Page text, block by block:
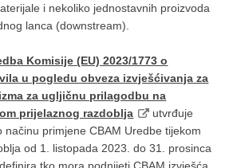
i nekoliko jednostavnih proizvoda
lanca (downstream).
Komisije (EU) 2023/1773 o
u pogledu obveza izvješćivanja za
za ugljičnu prilagodbu na
prijelaznog razdoblja
utvrđuje
načinu primjene CBAM Uredbe tijekom
od 1. listopada 2023. do 31. prosinca